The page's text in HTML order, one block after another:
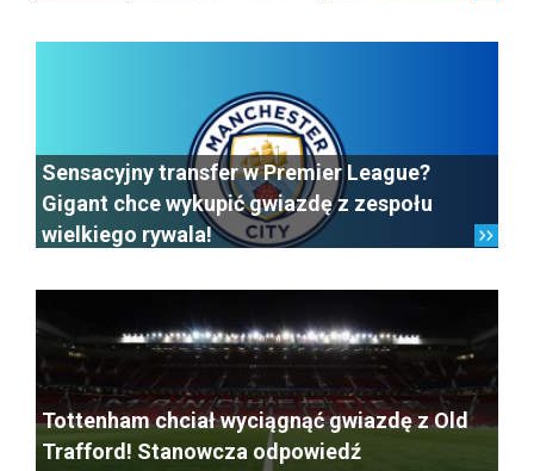
Sensacyjny transfer w Premier League?
Gigant chce wykupić gwiazdę z zespołu
wielkiego rywala!
Tottenham chciał wyciągnąć gwiazdę z Old
Trafford! Stanowcza odpowiedź